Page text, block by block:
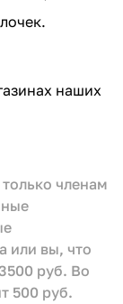
наших
членам
или вы, что
руб. Во
500 руб.